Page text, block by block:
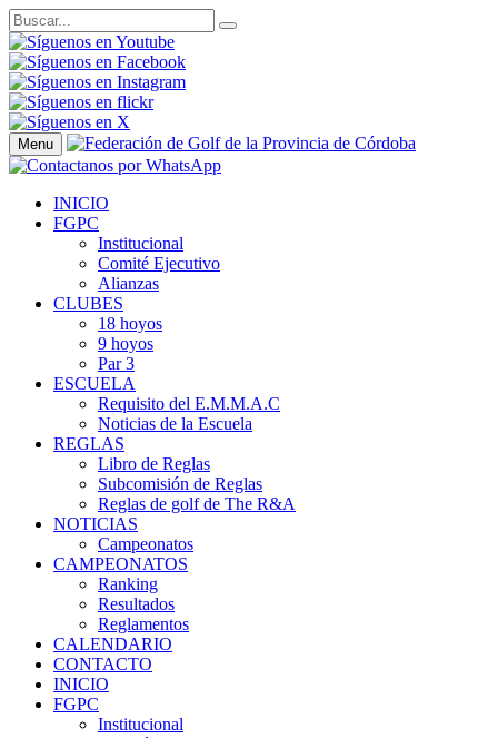
Menu
INICIO
FGPC
Institucional
Comité Ejecutivo
Alianzas
CLUBES
18 hoyos
9 hoyos
Par 3
ESCUELA
Requisito del E.M.M.A.C
Noticias de la Escuela
REGLAS
Libro de Reglas
Subcomisión de Reglas
Reglas de golf de The R&A
NOTICIAS
Campeonatos
CAMPEONATOS
Ranking
Resultados
Reglamentos
CALENDARIO
CONTACTO
INICIO
FGPC
Institucional